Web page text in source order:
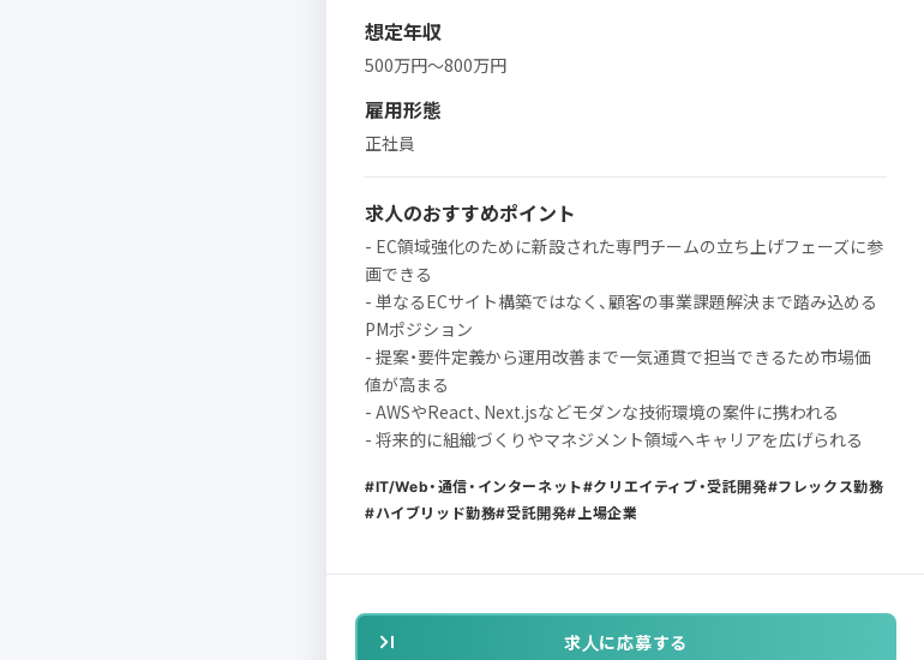
想定年収
500万円～800万円
雇用形態
正社員
求人のおすすめポイント
- EC領域強化のために新設された専門チームの立ち上げフェーズに参
画できる
- 単なるECサイト構築ではなく、顧客の事業課題解決まで踏み込める
PMポジション
- 提案・要件定義から運用改善まで一気通貫で担当できるため市場価
値が高まる
- AWSやReact、Next.jsなどモダンな技術環境の案件に携われる
- 将来的に組織づくりやマネジメント領域へキャリアを広げられる
IT/Web・通信・インターネット クリエイティブ・受託開発 フレックス勤務
ハイブリッド勤務 受託開発 上場企業
求人に応募する